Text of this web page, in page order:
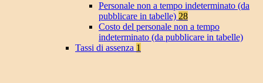
Personale non a tempo indeterminato (da
pubblicare in tabelle) 28
Costo del personale non a tempo
indeterminato (da pubblicare in tabelle)
Tassi di assenza 1